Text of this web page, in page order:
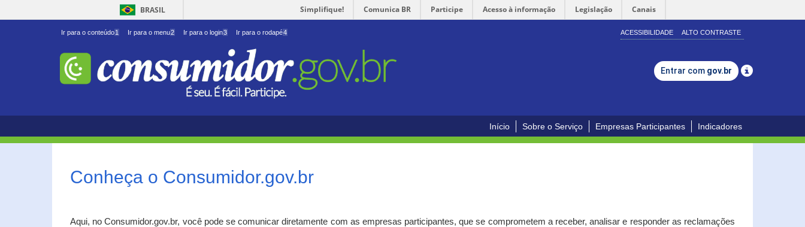
BRASIL Simplifique! Comunica BR Participe Acesso à informação Legislação Canais
Ir para o conteúdo1 Ir para o menu2 Ir para o login3 Ir para o rodapé4 ACESSIBILIDADE ALTO CONTRASTE
Entrar com gov.br
Início Sobre o Serviço Empresas Participantes Indicadores
Conheça o Consumidor.gov.br
Aqui, no Consumidor.gov.br, você pode se comunicar diretamente com as empresas participantes, que se comprometem a receber, analisar e responder as reclamações